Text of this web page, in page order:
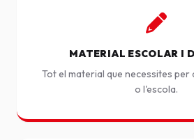
MATERIAL ESCOLAR I
Tot el material que necessites per
o l'escola.